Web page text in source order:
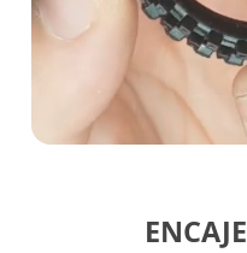
ENCAJE